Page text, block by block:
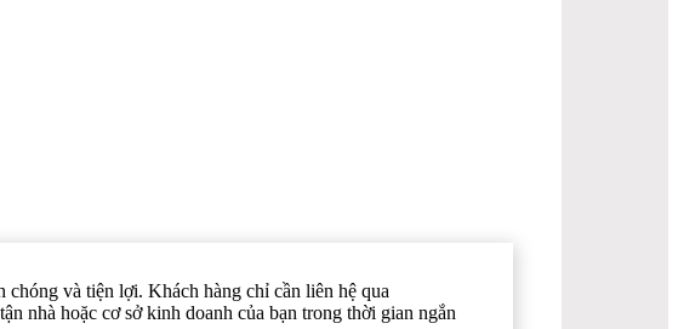
chóng và tiện lợi. Khách hàng chỉ cần liên hệ qua
nhà hoặc cơ sở kinh doanh của bạn trong thời gian ngắn